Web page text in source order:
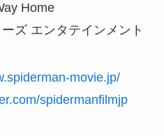
Home
ズ エンタテインメント
movie.jp/
spidermanfilmjp